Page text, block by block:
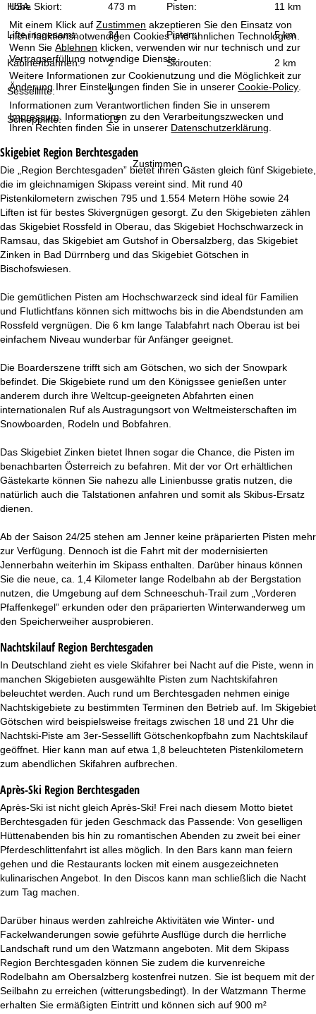
USA.
Mit einem Klick aufZustimmen akzeptieren Sie den Einsatz von
nicht funktionsnotwendigen Cookies und ähnlichen Technologien.
Wenn SieAblehnen klicken, verwenden wir nur technisch und zur
Vertragserfüllung notwendige Dienste.
Weitere Informationen zur Cookienutzung und die Möglichkeit zur
Änderung Ihrer Einstellungen finden Sie in unsererCookie-Policy.
Informationen zum Verantwortlichen finden Sie in unserem
Impressum. Informationen zu den Verarbeitungszwecken und
Ihren Rechten finden Sie in unserer Datenschutzerklärung.
Zustimmen
i
t
e
Höhe Skiort: 473 m Pisten: 11 km
Lifte insgesamt: 24 Pisten: 5 km
Kabinenbahnen: 2 Skirouten: 2 km
Sessellifte: 3
Schlepplifte: 19
Skigebiet Region Berchtesgaden
Die „Region Berchtesgaden” bietet ihren Gästen gleich fünf Skigebiete,
die im gleichnamigen Skipass vereint sind. Mit rund 40
Pistenkilometern zwischen 795 und 1.554 Metern Höhe sowie 24
Liften ist für bestes Skivergnügen gesorgt. Zu den Skigebieten zählen
das Skigebiet Rossfeld in Oberau, das Skigebiet Hochschwarzeck in
Ramsau, das Skigebiet am Gutshof in Obersalzberg, das Skigebiet
Zinken in Bad Dürrnberg und das Skigebiet Götschen in
Bischofswiesen.
Die gemütlichen Pisten am Hochschwarzeck sind ideal für Familien
und Flutlichtfans können sich mittwochs bis in die Abendstunden am
Rossfeld vergnügen. Die 6 km lange Talabfahrt nach Oberau ist bei
einfachem Niveau wunderbar für Anfänger geeignet.
Die Boarderszene trifft sich am Götschen, wo sich der Snowpark
befindet. Die Skigebiete rund um den Königssee genießen unter
anderem durch ihre Weltcup-geeigneten Abfahrten einen
internationalen Ruf als Austragungsort von Weltmeisterschaften im
Snowboarden, Rodeln und Bobfahren.
Das Skigebiet Zinken bietet Ihnen sogar die Chance, die Pisten im
benachbarten Österreich zu befahren. Mit der vor Ort erhältlichen
Gästekarte können Sie nahezu alle Linienbusse gratis nutzen, die
natürlich auch die Talstationen anfahren und somit als Skibus-Ersatz
dienen.
Ab der Saison 24/25 stehen am Jenner keine präparierten Pisten mehr
zur Verfügung. Dennoch ist die Fahrt mit der modernisierten
Jennerbahn weiterhin im Skipass enthalten. Darüber hinaus können
Sie die neue, ca. 1,4 Kilometer lange Rodelbahn ab der Bergstation
nutzen, die Umgebung auf dem Schneeschuh-Trail zum „Vorderen
Pfaffenkegel” erkunden oder den präparierten Winterwanderweg um
den Speicherweiher ausprobieren.
NachtskilaufRegion Berchtesgaden
In Deutschland zieht es viele Skifahrer bei Nacht auf die Piste, wenn in
manchen Skigebieten ausgewählte Pisten zum Nachtskifahren
beleuchtet werden. Auch rund um Berchtesgaden nehmen einige
Nachtskigebiete zu bestimmten Terminen den Betrieb auf. Im Skigebiet
Götschen wird beispielsweise freitags zwischen 18 und 21 Uhr die
Nachtski-Piste am 3er-Sessellift Götschenkopfbahn zum Nachtskilauf
geöffnet. Hier kann man auf etwa 1,8 beleuchteten Pistenkilometern
zum abendlichen Skifahren aufbrechen.
Après-Ski Region Berchtesgaden
Après-Ski ist nicht gleich Après-Ski! Frei nach diesem Motto bietet
Berchtesgaden für jeden Geschmack das Passende: Von geselligen
Hüttenabenden bis hin zu romantischen Abenden zu zweit bei einer
Pferdeschlittenfahrt ist alles möglich. In den Bars kann man feiern
gehen und die Restaurants locken mit einem ausgezeichneten
kulinarischen Angebot. In den Discos kann man schließlich die Nacht
zum Tag machen.
Darüber hinaus werden zahlreiche Aktivitäten wie Winter- und
Fackelwanderungen sowie geführte Ausflüge durch die herrliche
Landschaft rund um den Watzmann angeboten. Mit dem Skipass
Region Berchtesgaden können Sie zudem die kurvenreiche
Rodelbahn am Obersalzberg kostenfrei nutzen. Sie ist bequem mit der
Seilbahn zu erreichen (witterungsbedingt). In der Watzmann Therme
erhalten Sie ermäßigten Eintritt und können sich auf 900 m²